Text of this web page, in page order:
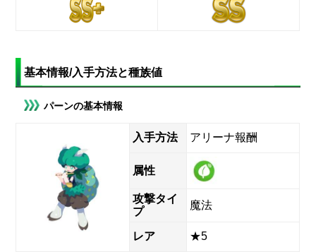
基本情報/入手方法と種族値
パーンの基本情報
入手方法 アリーナ報酬
属性
攻撃タイ
プ
魔法
レア ★5